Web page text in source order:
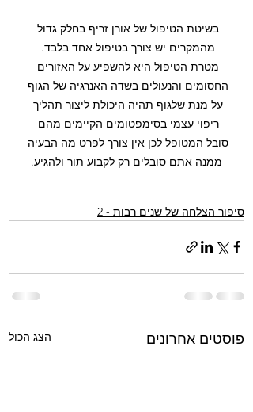
בשיטת הטיפול של אורן זריף בחלק גדול
מהמקרים יש צורך בטיפול אחד בלבד.
מטרת הטיפול היא להשפיע על האזורים
החסומים והנעולים בשדה האנרגיה של הגוף
על מנת שלגוף תהיה היכולת ליצור תהליך
ריפוי עצמי בסימפטומים הקיימים מהם
סובל המטופל לכן אין צורך לפרט מה הבעיה
ממנה אתם סובלים רק לקבוע תור ולהגיע.
סיפור הצלחה של שנים רבות - 2
פוסטים אחרונים הצג הכול